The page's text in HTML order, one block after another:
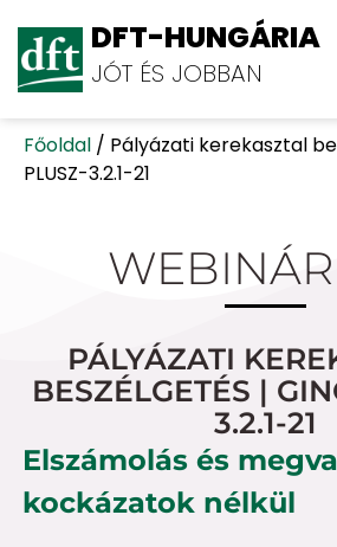
DFT-HUNGÁRIA
JÓT ÉS JOBBAN
Főoldal / Pályázati kerekasztal
PLUSZ-3.2.1-21
PÁLYÁZATI
BESZÉLGETÉS |
3.2.1-21
Elszámolás és
kockázatok nélkül